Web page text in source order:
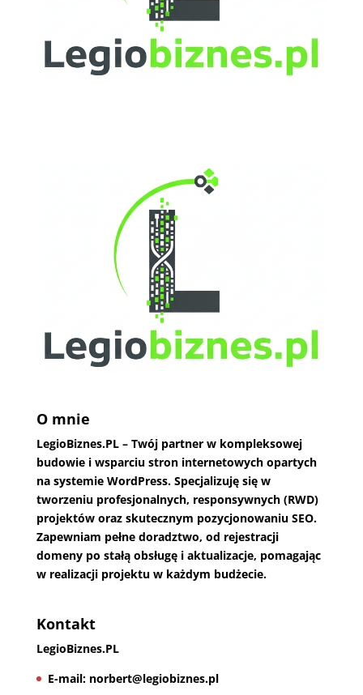
O mnie
LegioBiznes.PL– Twój partner w kompleksowej
budowie i wsparciu stron internetowych opartych
na systemie WordPress. Specjalizuję się w
tworzeniu profesjonalnych, responsywnych (RWD)
projektów oraz skutecznym pozycjonowaniu SEO.
Zapewniam pełne doradztwo, od rejestracji
domeny po stałą obsługę i aktualizacje, pomagając
w realizacji projektu w każdym budżecie.
Kontakt
LegioBiznes.PL
E-mail:norbert@legiobiznes.pl